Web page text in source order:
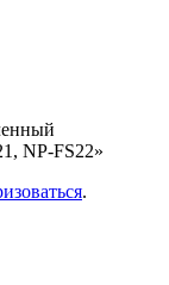
NP-FS22»
.